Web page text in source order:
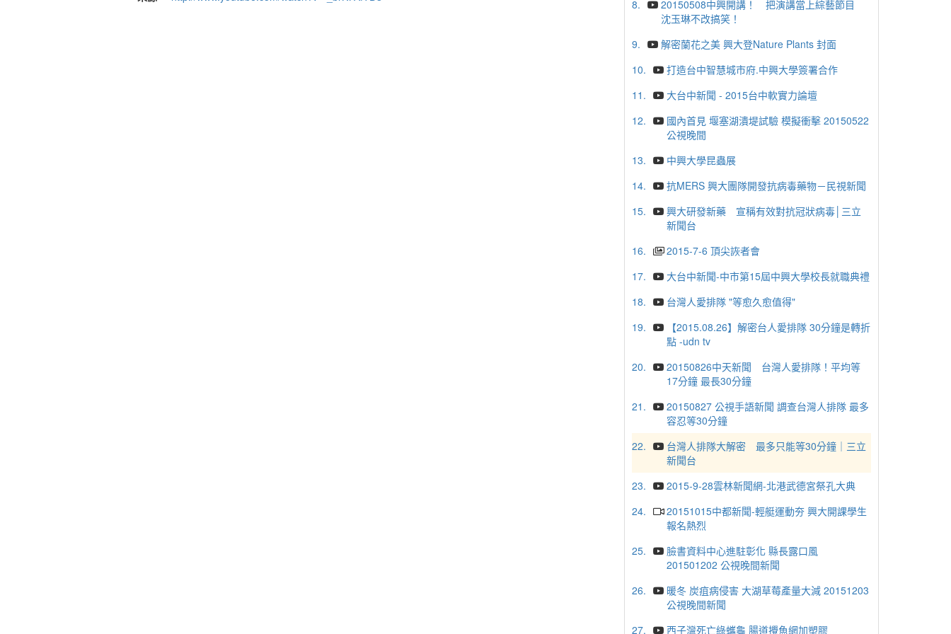
8.
20150508中興開講！ 把演講當上綜藝節目
沈玉琳不改搞笑！
9.
解密蘭花之美 興大登Nature Plants 封面
10.
打造台中智慧城市府.中興大學簽署合作
11.
大台中新聞 - 2015台中軟實力論壇
12.
國內首見 堰塞湖潰堤試驗 模擬衝擊 20150522
公視晚間
13.
中興大學昆蟲展
14.
抗MERS 興大團隊開發抗病毒藥物－民視新聞
15.
興大研發新藥 宣稱有效對抗冠狀病毒│三立
新聞台
16.
2015-7-6 頂尖詼者會
17.
大台中新聞-中市第15屆中興大學校長就職典禮
18.
台灣人愛排隊 "等愈久愈值得"
19.
【2015.08.26】解密台人愛排隊 30分鐘是轉折
點 -udn tv
20.
20150826中天新聞 台灣人愛排隊！平均等
17分鐘 最長30分鐘
21.
20150827 公視手語新聞 調查台灣人排隊 最多
容忍等30分鐘
22.
台灣人排隊大解密 最多只能等30分鐘｜三立
新聞台
23.
2015-9-28雲林新聞網-北港武德宮祭孔大典
24.
20151015中都新聞-輕艇運動夯 興大開課學生
報名熱烈
25.
臉書資料中心進駐彰化 縣長露口風
201501202 公視晚間新聞
26.
暖冬 炭疽病侵害 大湖草莓產量大減 20151203
公視晚間新聞
27.
西子灣死亡綠蠵龜 腸道攪魚網加塑膠